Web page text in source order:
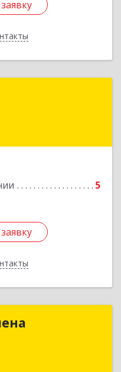
5
Ноябрьск г, 60 лет
Елена